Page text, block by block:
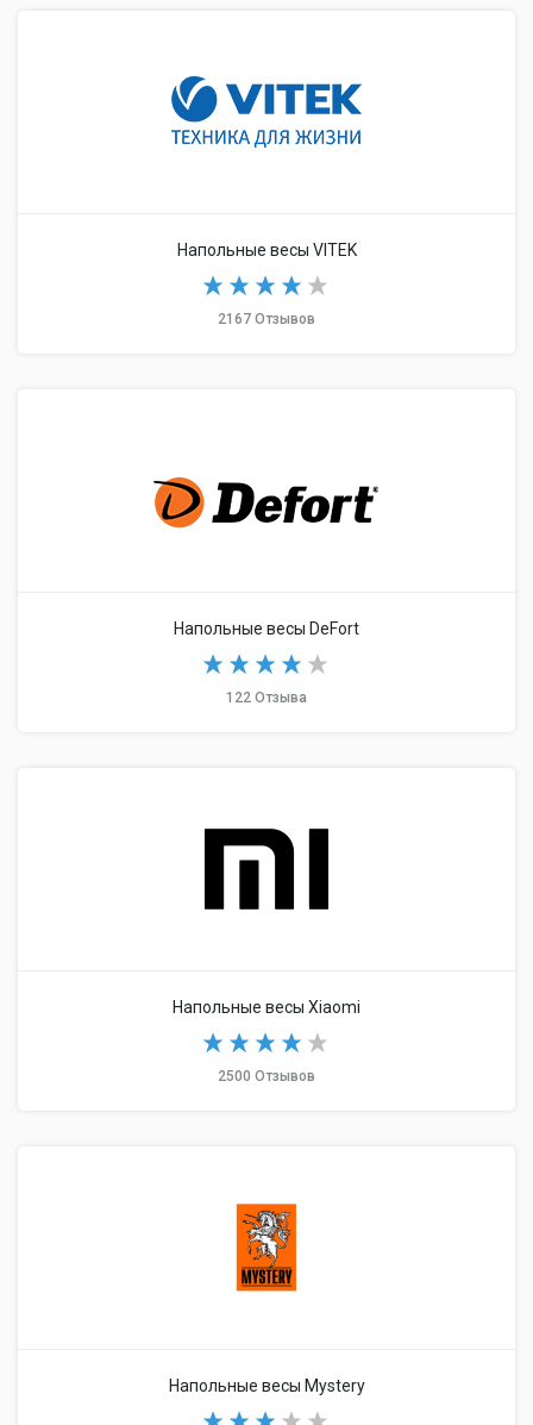
Напольные весы VITEK
2167 Отзывов
Напольные весы DeFort
122 Отзыва
Напольные весы Xiaomi
2500 Отзывов
Напольные весы Mystery